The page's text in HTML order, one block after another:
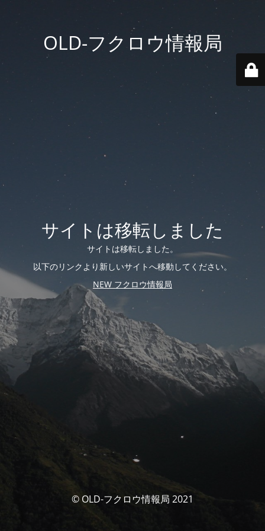
OLD-フクロウ情報局
サイトは移転しました
サイトは移転しました。
以下のリンクより新しいサイトへ移動してください。
NEW フクロウ情報局
© OLD-フクロウ情報局 2021